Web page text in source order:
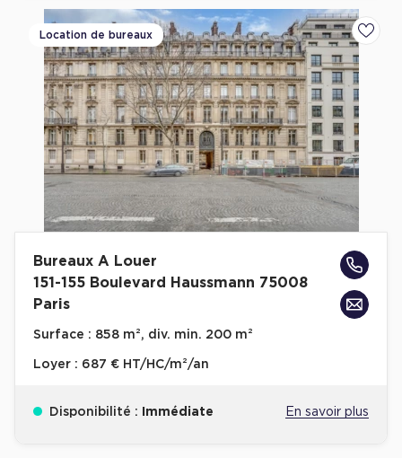
Guide & Conseils
Livrets blancs & Études
Cas Clients
Location de bureaux
Bureaux A Louer
151-155 Boulevard Haussmann 75008
Paris
Surface : 858 m², div. min. 200 m²
Loyer : 687 € HT/HC/m²/an
Disponibilité : Immédiate En savoir plus